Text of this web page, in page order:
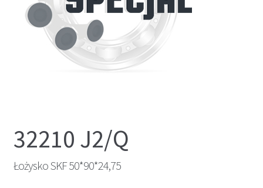
32210 J2/Q
Łożysko SKF 50*90*24,75